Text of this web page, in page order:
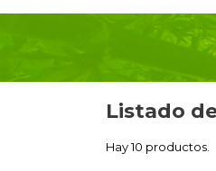
Listado
Hay 10 productos.